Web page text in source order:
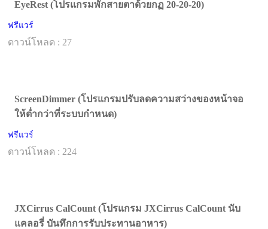
EyeRest (โปรแกรมพักสายตาด้วยกฏ 20-20-20)
ฟรีแวร์
ดาวน์โหลด : 27
ScreenDimmer (โปรแกรมปรับลดความสว่างของหน้าจอ
ให้ต่ำกว่าที่ระบบกำหนด)
ฟรีแวร์
ดาวน์โหลด : 224
JXCirrus CalCount (โปรแกรม JXCirrus CalCount นับ
แคลอรี่ บันทึกการรับประทานอาหาร)